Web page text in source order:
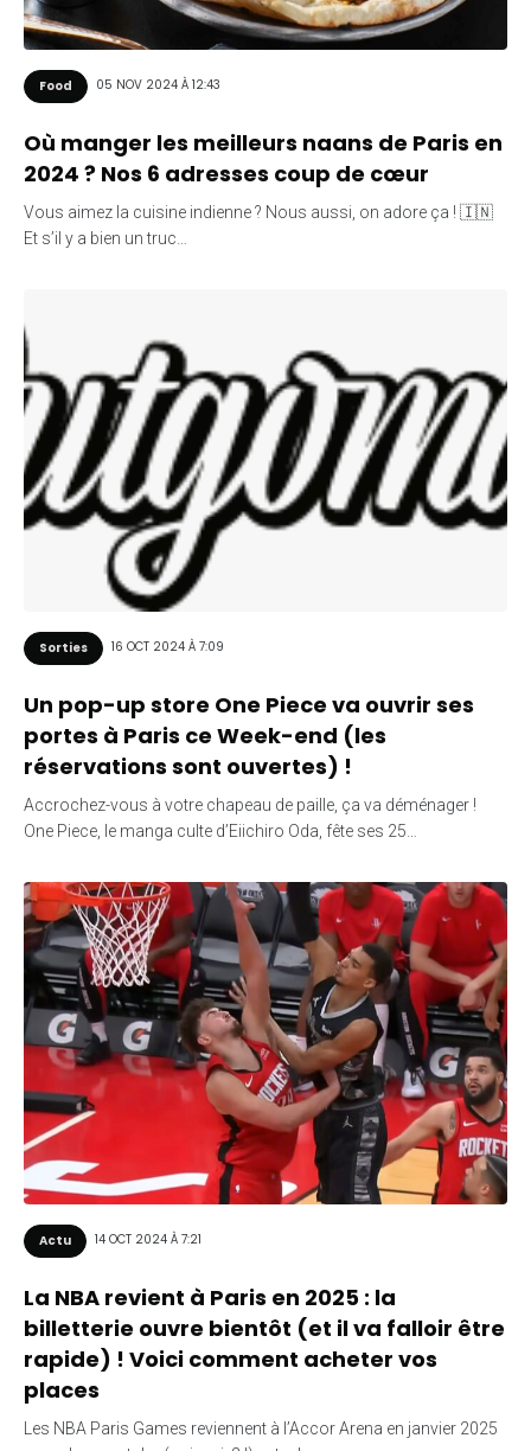
Food 05 NOV 2024 À 12:43
Où manger les meilleurs naans de Paris en
2024 ? Nos 6 adresses coup de cœur
Vous aimez la cuisine indienne ? Nous aussi, on adore ça ! 🇮🇳
Et s’il y a bien un truc…
Sorties 16 OCT 2024 À 7:09
Un pop-up store One Piece va ouvrir ses
portes à Paris ce Week-end (les
réservations sont ouvertes) !
Accrochez-vous à votre chapeau de paille, ça va déménager !
One Piece, le manga culte d’Eiichiro Oda, fête ses 25…
Actu 14 OCT 2024 À 7:21
La NBA revient à Paris en 2025 : la
billetterie ouvre bientôt (et il va falloir être
rapide) ! Voici comment acheter vos
places
Les NBA Paris Games reviennent à l’Accor Arena en janvier 2025